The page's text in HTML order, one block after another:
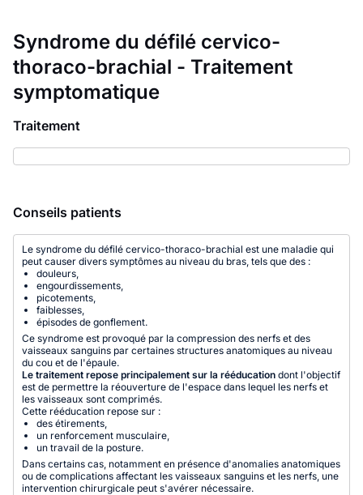
Syndrome du défilé cervico-
thoraco-brachial - Traitement
symptomatique
Traitement
Conseils patients
Le syndrome du défilé cervico-thoraco-brachial est une maladie qui
peut causer divers symptômes au niveau du bras, tels que des :
douleurs,
engourdissements,
picotements,
faiblesses,
épisodes de gonflement.
Ce syndrome est provoqué par la compression des nerfs et des
vaisseaux sanguins par certaines structures anatomiques au niveau
du cou et de l'épaule.
Le traitement repose principalement sur la rééducation dont l'objectif
est de permettre la réouverture de l'espace dans lequel les nerfs et
les vaisseaux sont comprimés.
Cette rééducation repose sur :
des étirements,
un renforcement musculaire,
un travail de la posture.
Dans certains cas, notamment en présence d'anomalies anatomiques
ou de complications affectant les vaisseaux sanguins et les nerfs, une
intervention chirurgicale peut s'avérer nécessaire.